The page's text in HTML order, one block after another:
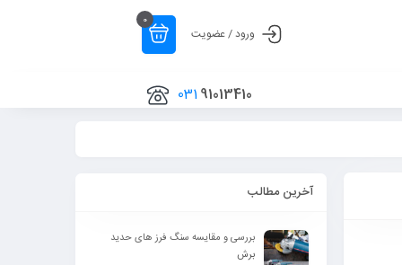
ورود / عضویت
0
91013410
031
آخرین مطالب
بررسی و مقایسه سنگ فرز های حدید
برش